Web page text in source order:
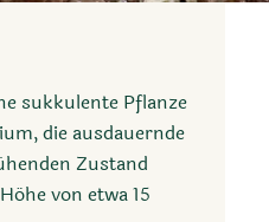
sukkulente Pflanze
die ausdauernde
Zustand
von etwa 15